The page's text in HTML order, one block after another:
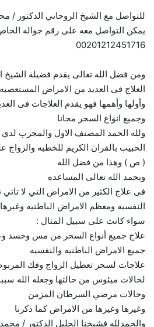
للتواصل مع الشيخ الروحاني الدكتور /
يمكن التواصل معه على رقم جواله
00201212451716
ومن فضل الله تعالى يقدم فضيلة الشيخ
العلاج فى العديد من الامراض المستعصيه
وأولها وأهمها فهو يقدم العلاجات فى
وجميع انواع السحر مجانا
ولله الحمد المصنف الاول والمجرب
الحبيب بالقران الكريم للخطبه والزواج
( ص ) وهذا من فضل الله
وبحمد الله تعالى المساعده
فى علاج الكثير من الامراض التي لا
النفسيه ومعظم الامراض الباطنيه
سواء كانت على سبيل المثال :
علاج جميع أنواع السحر من مس وحسد
جميع الامراض الباطنيه والنفسيه
علاجات لسحر تعطيل الزواج وفك
لحالات ميئوس من حالتها وجعله الله
وحالات مرضي السرطان المزمن
وغيرها وغيرها من الامراض كما ذكرنا
والحمدلله فشيخنا الجليل الدكتور /